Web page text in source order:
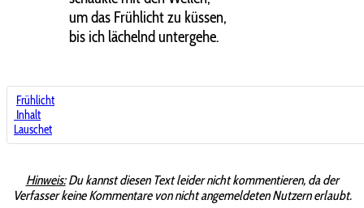
um das Frühlicht zu küssen,
bis ich lächelnd untergehe.
Frühlicht
Inhalt
Lauschet
Hinweis:Du kannst diesen Text leider nicht kommentieren, da der
Verfasser keine Kommentare von nicht angemeldeten Nutzern erlaubt.